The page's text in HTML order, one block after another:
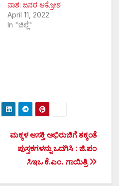
ನಾಶ: ಜನರ ಆಕ್ರೋಶ
April 11, 2022
In "ಜಿಲ್ಲೆ"
ಮಕ್ಕಳ ಆಸಕ್ತಿ ಅಭಿರುಚಿಗೆ ತಕ್ಕಂತೆ
ಪುಸ್ತಕಗಳನ್ನು ಒದಗಿಸಿ : ಜಿ.ಪಂ
ಸಿಇಒ ಕೆ.ಎಂ. ಗಾಯಿತ್ರಿ